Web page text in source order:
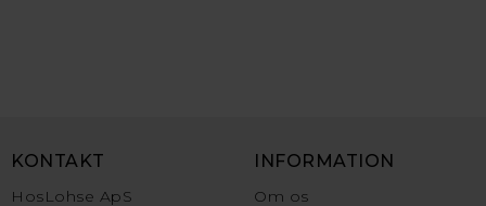
KONTAKT
HosLohse ApS
INFORMATION
Om os